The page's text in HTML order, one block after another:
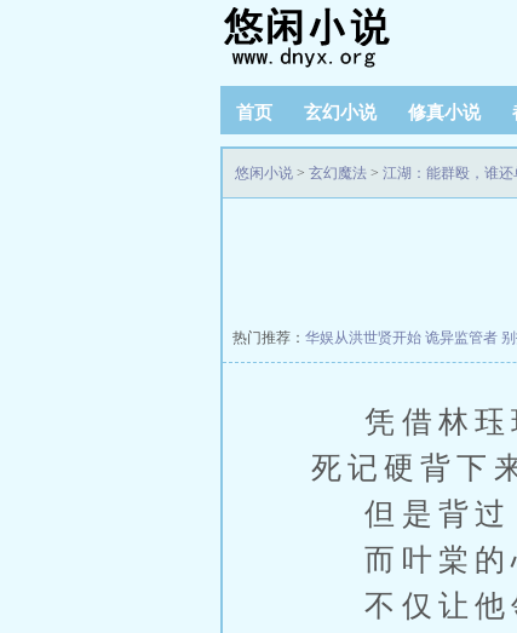
首页 玄幻小说 修真小说
悠闲小说 > 玄幻魔法 > 江湖：能群殴，谁还
热门推荐： 华娱从洪世贤开始 诡异监管者
凭借林珏
死记硬背下
但是背过
而叶棠的
不仅让他